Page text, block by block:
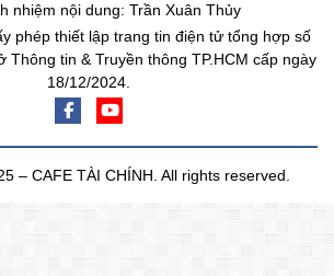
nhiệm nội dung: Trần Xuân Thủy
phép thiết lập trang tin điện tử tổng hợp số
Thông tin & Truyền thông TP.HCM cấp ngày
18/12/2024.
– CAFE TÀI CHÍNH. All rights reserved.